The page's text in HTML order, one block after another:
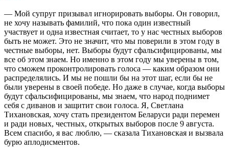
— Мой супруг призывал игнорировать выборы. Он говорил,
не хочу называть фамилий, что пока один известный
участвует и одна известная считает, то у нас честных выборов
быть не может. Это не значит, что мы поверили в этом году в
честные выборы, нет. Выборы будут сфальсифицированы, мы
все об этом знаем. Но именно в этом году мы уверены в том,
что сможем проконтролировать голоса — каким образом они
распределялись. И мы не пошли бы на этот шаг, если бы не
были уверены в своей победе. Но даже в случае, когда выборы
будут сфальсифицированы, мы знаем, что народ поднимет
себя с диванов и защитит свои голоса. Я, Светлана
Тихановская, хочу стать президентом Беларуси ради перемен
и ради новых, честных, открытых выборов после 9 августа.
Всем спасибо, я вас люблю, — сказала Тихановская и вызвала
бурю аплодисментов.